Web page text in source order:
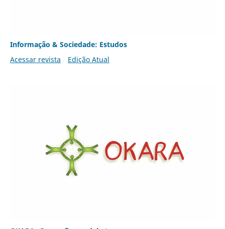
Informação & Sociedade: Estudos
Acessar revista
Edição Atual